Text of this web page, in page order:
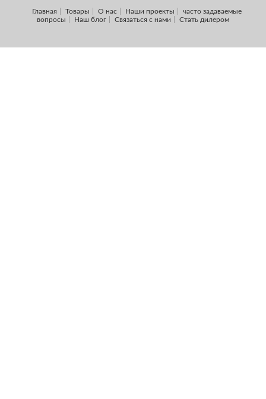
Главная Товары О нас Наши проекты
часто задаваемые
вопросы
Наш блог Связаться с нами Стать дилером